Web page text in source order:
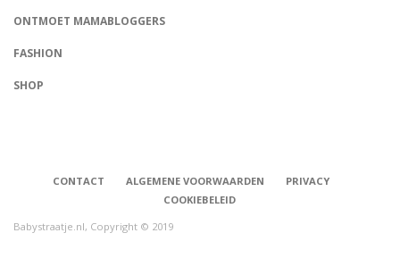
ONTMOET MAMABLOGGERS
FASHION
SHOP
CONTACT ALGEMENE VOORWAARDEN
PRIVACY
COOKIEBELEID
Babystraatje.nl, Copyright © 2019